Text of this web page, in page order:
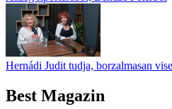
Hernádi Judit tudja, borzalmasan
Best Magazin